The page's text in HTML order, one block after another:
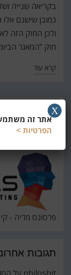
כמובן שישנם
ולכן החוק הזה
חוק "המאגר
קרא עוד
חפש
את
פרסונס מדיה -
תגובות
אתר זה משתמש
הפרטיות >
X